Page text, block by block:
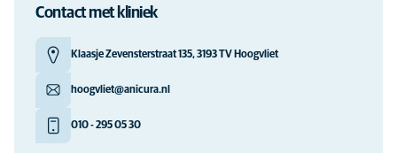
Contact met kliniek
Klaasje Zevensterstraat 135, 3193 TV Hoogvliet
hoogvliet@anicura.nl
010 - 295 05 30